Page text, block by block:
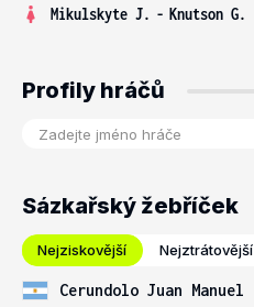
Mikulskyte J. - Knutson G.
Profily hráčů
Sázkařský žebříček
Nejziskovější Nejztrátovější
Cerundolo Juan Manuel